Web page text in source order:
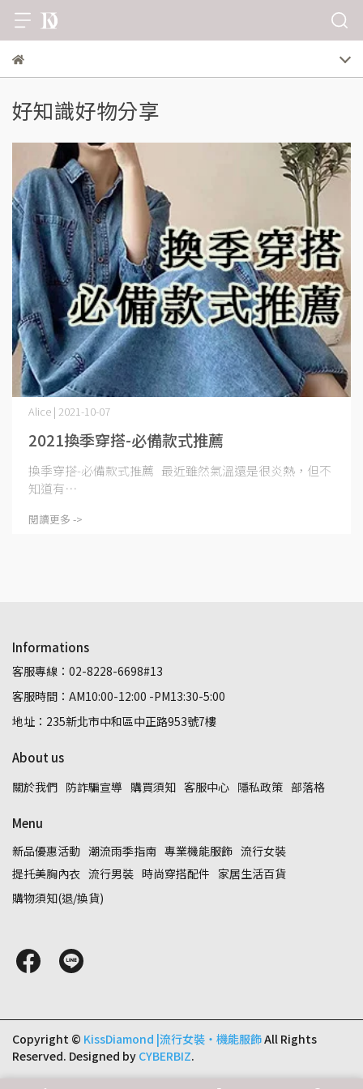
好知識好物分享
2021換季穿搭-必備款式推薦
Alice | 2021-10-07
換季穿搭-必備款式推薦 最近雖然氣溫還是很炎熱，但不
知道有⋯
閱讀更多 ->
Informations
客服專線：02-8228-6698#13
客服時間：AM10:00-12:00 -PM13:30-5:00
地址：235新北市中和區中正路953號7樓
About us
關於我們 防詐騙宣導 購買須知 客服中心 隱私政策 部落格
Menu
新品優惠活動 潮流雨季指南 專業機能服飾 流行女裝
提托美胸內衣 流行男裝 時尚穿搭配件 家居生活百貨
購物須知(退/換貨)
Copyright © KissDiamond |流行女裝‧機能服飾All Rights
Reserved. Designed by CYBERBIZ.